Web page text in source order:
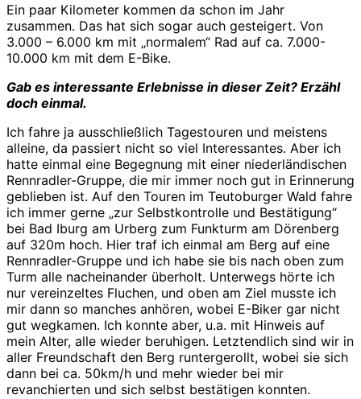
Ein paar Kilometer kommen da schon im Jahr
zusammen. Das hat sich sogar auch gesteigert. Von
3.000 – 6.000 km mit „normalem“ Rad auf ca. 7.000-
10.000 km mit dem E-Bike.
Gab es interessante Erlebnisse in dieser Zeit? Erzähl
doch einmal.
Ich fahre ja ausschließlich Tagestouren und meistens
alleine, da passiert nicht so viel Interessantes. Aber ich
hatte einmal eine Begegnung mit einer niederländischen
Rennradler-Gruppe, die mir immer noch gut in Erinnerung
geblieben ist. Auf den Touren im Teutoburger Wald fahre
ich immer gerne „zur Selbstkontrolle und Bestätigung“
bei Bad Iburg am Urberg zum Funkturm am Dörenberg
auf 320m hoch. Hier traf ich einmal am Berg auf eine
Rennradler-Gruppe und ich habe sie bis nach oben zum
Turm alle nacheinander überholt. Unterwegs hörte ich
nur vereinzeltes Fluchen, und oben am Ziel musste ich
mir dann so manches anhören, wobei E-Biker gar nicht
gut wegkamen. Ich konnte aber, u.a. mit Hinweis auf
mein Alter, alle wieder beruhigen. Letztendlich sind wir in
aller Freundschaft den Berg runtergerollt, wobei sie sich
dann bei ca. 50km/h und mehr wieder bei mir
revanchierten und sich selbst bestätigen konnten.